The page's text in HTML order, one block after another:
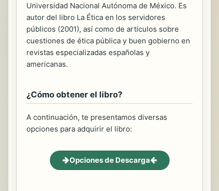
Universidad Nacional Autónoma de México. Es
autor del libro La Ética en los servidores
públicos (2001), así como de artículos sobre
cuestiones de ética pública y buen gobierno en
revistas especializadas españolas y
americanas.
¿Cómo obtener el libro?
A continuación, te presentamos diversas
opciones para adquirir el libro:
Opciones de Descarga